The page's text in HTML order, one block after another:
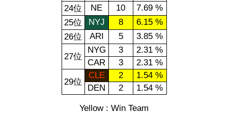
24位
NE 10
7.69 %
25位
NYJ 8
6.15 %
26位
ARI 5 3.85 %
27位
NYG 3
2.31 %
CAR
3
2.31 %
29位
CLE 2
1.54 %
DEN
2 1.54 %
Yellow : Win Team